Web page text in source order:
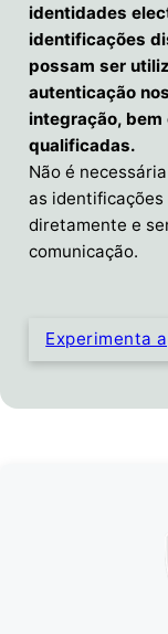
identidades
identificações
possam ser
autenticação
integração,
qualificadas.
Não é
as
diretamente e
comunicação.
Experimenta